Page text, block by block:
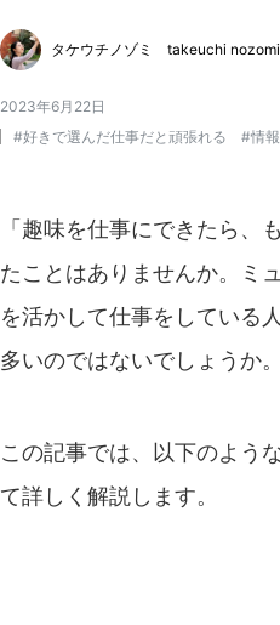
タケウチノゾミ takeuchi nozomi
2023年6月22日
#好きで選んだ仕事だと頑張れる #情
「趣味を仕事にできたら、
たことはありませんか。ミ
を活かして仕事をしている
多いのではないでしょうか。
この記事では、以下のよう
て詳しく解説します。